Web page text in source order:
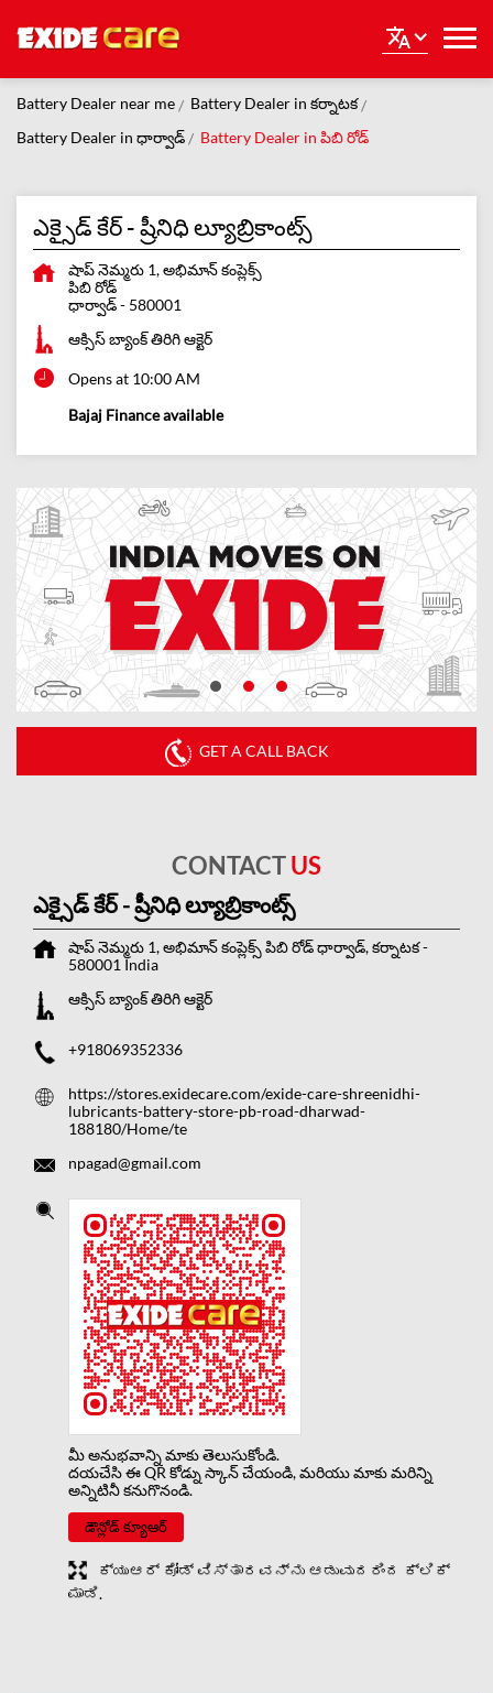
Battery Dealer near me
Battery Dealer in కర్నాటక
Battery Dealer in ధార్వాడ్
Battery Dealer in పిబి రోడ్
ఎక్సైడ్ కేర్ - ష్రీనిధి ల్యూబ్రికాంట్స్
షాప్ నెమ్మరు 1, అభిమాన్ కంప్లెక్స్
పిబి రోడ్
ధార్వాడ్- 580001
ఆక్సిస్ బ్యాంక్ తిరిగి ఆక్టెర్
Opens at 10:00 AM
Bajaj Finance available
GET A CALL BACK
CONTACTUS
ఎక్సైడ్ కేర్ - ష్రీనిధి ల్యూబ్రికాంట్స్
షాప్ నెమ్మరు 1, అభిమాన్ కంప్లెక్స్ పిబి రోడ్ధార్వాడ్, కర్నాటక-
580001 India
ఆక్సిస్ బ్యాంక్ తిరిగి ఆక్టెర్
+918069352336
https://stores.exidecare.com/exide-care-shreenidhi-
lubricants-battery-store-pb-road-dharwad-
188180/Home/te
npagad@gmail.com
మీ అనుభవాన్ని మాకు తెలుసుకోండి.
దయచేసి ఈ QR కోడ్ను స్కాన్ చేయండి, మరియు మాకు మరిన్ని
అన్నిటినీ కనుగొనండి.
డౌన్లోడ్ క్యూఆర్
ಕ್ಯುಆರ್ ಕೋಡ್ ವಿಸ್ತಾರವನ್ನು ಆಡುವುದರಿಂದ ಕ್ಲಿಕ್
ಮಾಡಿ.